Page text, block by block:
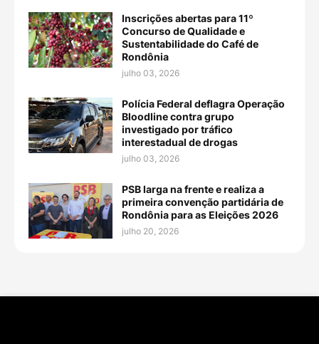
Inscrições abertas para 11º
Concurso de Qualidade e
Sustentabilidade do Café de
Rondônia
julho 03, 2026
Polícia Federal deflagra Operação
Bloodline contra grupo
investigado por tráfico
interestadual de drogas
julho 03, 2026
PSB larga na frente e realiza a
primeira convenção partidária de
Rondônia para as Eleições 2026
julho 20, 2026